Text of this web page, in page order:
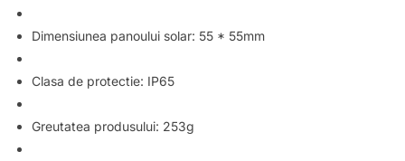
Dimensiunea panoului solar: 55 * 55mm
Clasa de protectie: IP65
Greutatea produsului: 253g